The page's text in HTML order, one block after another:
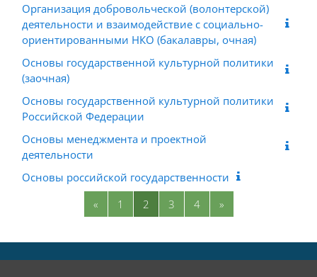
Организация добровольческой (волонтерской)
деятельности и взаимодействие с социально-
ориентированными НКО (бакалавры, очная)
Основы государственной культурной политики
(заочная)
Основы государственной культурной политики
Российской Федерации
Основы менеджмента и проектной
деятельности
Основы российской государственности
«Предыдущая страница
1 Страница 1
2 Страница 2
3Страница 3
4Страница 4
»Следующая